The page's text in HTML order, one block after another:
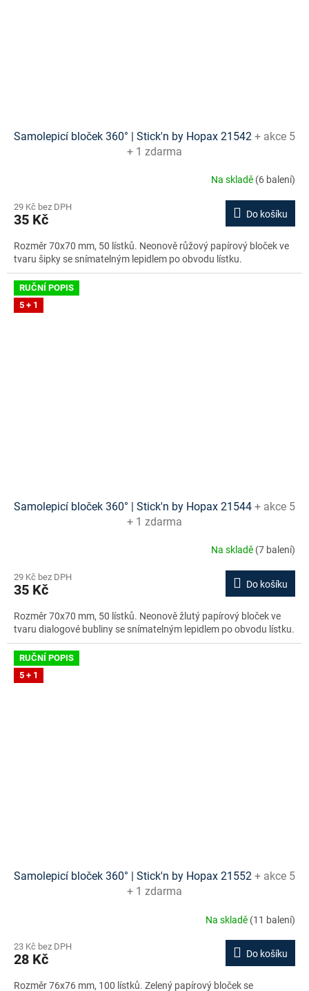
Samolepicí bloček 360° | Stick'n by Hopax 21542 + akce 5
+ 1 zdarma
Na skladě (6 balení)
29 Kč bez DPH
35 Kč Do košíku
Rozměr 70x70 mm, 50 lístků. Neonově růžový papírový bloček ve
tvaru šipky se snímatelným lepidlem po obvodu lístku.
RUČNÍ POPIS
5 + 1
Samolepicí bloček 360° | Stick'n by Hopax 21544 + akce 5
+ 1 zdarma
Na skladě (7 balení)
29 Kč bez DPH
35 Kč Do košíku
Rozměr 70x70 mm, 50 lístků. Neonově žlutý papírový bloček ve
tvaru dialogové bubliny se snímatelným lepidlem po obvodu lístku.
RUČNÍ POPIS
5 + 1
Samolepicí bloček 360° | Stick'n by Hopax 21552 + akce 5
+ 1 zdarma
Na skladě (11 balení)
23 Kč bez DPH
28 Kč Do košíku
Rozměr 76x76 mm, 100 lístků. Zelený papírový bloček se